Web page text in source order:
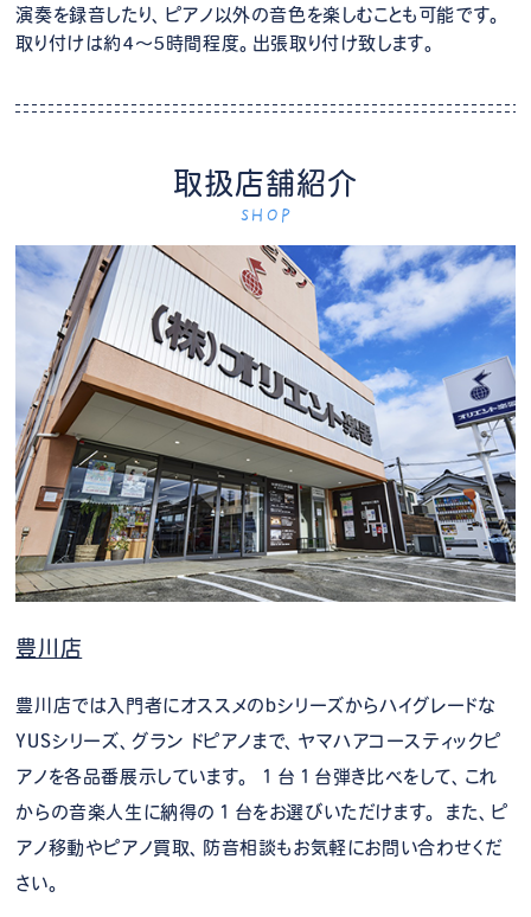
演奏を録音したり、ピアノ以外の音色を楽しむことも可能です。
取り付けは約4～5時間程度。出張取り付け致します。
取扱店舗紹介
SHOP
豊川店
豊川店では入門者にオススメのbシリーズからハイグレードな
YUSシリーズ、グラン ドピアノまで、ヤマハアコースティックピ
アノを各品番展示しています。 １台１台弾き比べをして、これ
からの音楽人生に納得の１台をお選びいただけます。 また、ピ
アノ移動やピアノ買取、防音相談もお気軽にお問い合わせくだ
さい。